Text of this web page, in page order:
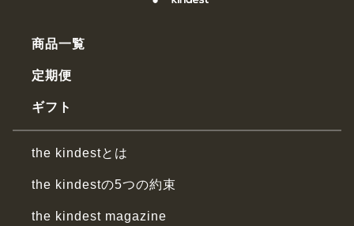
商品一覧
定期便
ギフト
the kindestとは
the kindestの5つの約束
the kindest magazine